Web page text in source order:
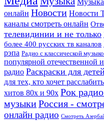
онлайн Новости Новости
каналы смотреть онлайн
телевидинии и не только
более 400 русских тв каналов
рэпа Радио с классической
популярной отечественной
радио Раскраски для
для тех, кто хочет
хитов 80х и 90х Рок
музыкиРоссия -
онлайн радио Смотреть